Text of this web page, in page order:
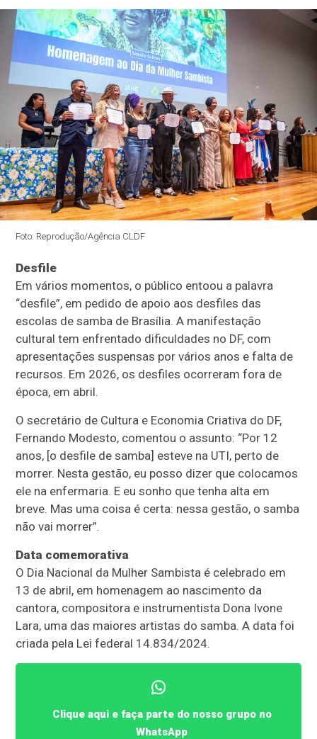
Foto: Reprodução/Agência CLDF
Desfile
Em vários momentos, o público entoou a palavra
“desfile”, em pedido de apoio aos desfiles das
escolas de samba de Brasília. A manifestação
cultural tem enfrentado dificuldades no DF, com
apresentações suspensas por vários anos e falta de
recursos. Em 2026, os desfiles ocorreram fora de
época, em abril.
O secretário de Cultura e Economia Criativa do DF,
Fernando Modesto, comentou o assunto: “Por 12
anos, [o desfile de samba] esteve na UTI, perto de
morrer. Nesta gestão, eu posso dizer que colocamos
ele na enfermaria. E eu sonho que tenha alta em
breve. Mas uma coisa é certa: nessa gestão, o samba
não vai morrer”.
Data comemorativa
O Dia Nacional da Mulher Sambista é celebrado em
13 de abril, em homenagem ao nascimento da
cantora, compositora e instrumentista Dona Ivone
Lara, uma das maiores artistas do samba. A data foi
criada pela Lei federal 14.834/2024.
Clique aqui e faça parte do nosso grupo no
WhatsApp